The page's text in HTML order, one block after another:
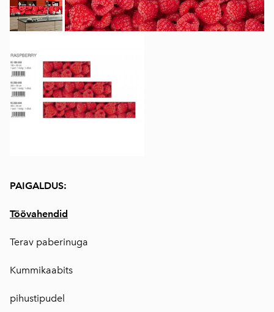
PAIGALDUS:
Töövahendid
Terav paberinuga
Kummikaabits
pihustipudel